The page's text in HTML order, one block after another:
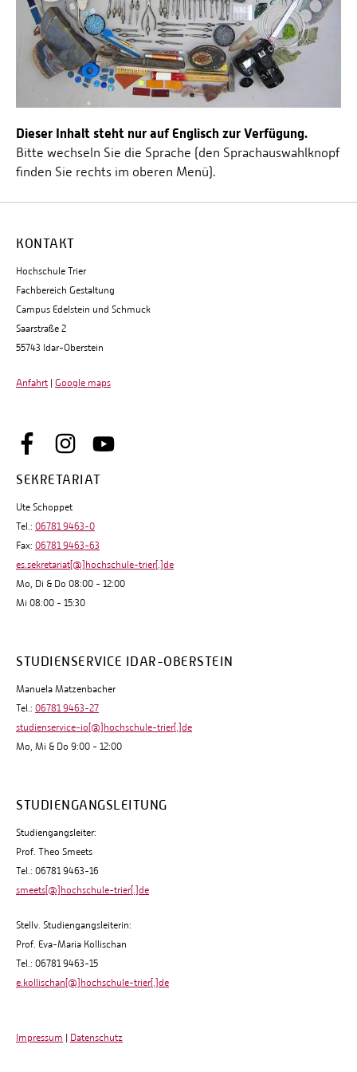
Dieser Inhalt steht nur auf Englisch zur Verfügung.
Bitte wechseln Sie die Sprache (den Sprachauswahlknopf
finden Sie rechts im oberen Menü).
KONTAKT
Hochschule Trier
Fachbereich Gestaltung
Campus Edelstein und Schmuck
Saarstraße 2
55743 Idar-Oberstein
Anfahrt Google maps
SEKRETARIAT
Ute Schoppet
Tel.: 06781 9463-0
Fax: 06781 9463-63
es.sekretariat[@]hochschule-trier[.]de
Mo, Di & Do 08:00 - 12:00
Mi 08:00 - 15:30
STUDIENSERVICE IDAR-OBERSTEIN
Manuela Matzenbacher
Tel.: 06781 9463-27
studienservice-io[@]hochschule-trier[.]de
Mo, Mi & Do 9:00 - 12:00
STUDIENGANGSLEITUNG
Studiengangsleiter:
Prof. Theo Smeets
Tel.: 06781 9463-16
smeets[@]hochschule-trier[.]de
Stellv. Studiengangsleiterin:
Prof. Eva-Maria Kollischan
Tel.: 06781 9463-15
e.kollischan[@]hochschule-trier[.]de
Impressum Datenschutz